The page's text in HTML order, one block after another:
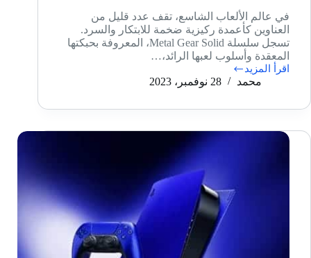
في عالم الألعاب الشاسع، تقف عدد قليل من
العناوين كأعمدة ركيزية ضخمة للابتكار والسرد.
تسجل سلسلة Metal Gear Solid، المعروفة بحبكتها
المعقدة وأسلوب لعبها الرائد،…
اقرأ المزيد
مراجعة
Gear
Master
محمد 28 نوفمبر، 2023